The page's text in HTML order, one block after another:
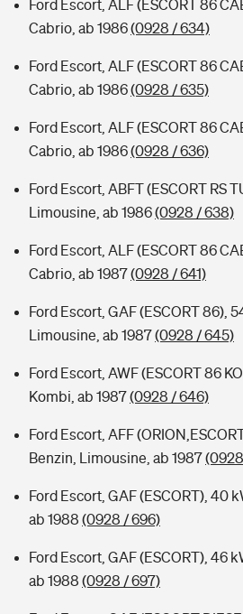
Ford Escort, ALF (ESCORT 86
Cabrio, ab 1986(0928 / 634)
Ford Escort, ALF (ESCORT 86
Cabrio, ab 1986(0928 / 635)
Ford Escort, ALF (ESCORT 86
Cabrio, ab 1986(0928 / 636)
Ford Escort, ABFT (ESCORT RS
Limousine, ab 1986(0928 / 638)
Ford Escort, ALF (ESCORT 86
Cabrio, ab 1987(0928 / 641)
Ford Escort, GAF (ESCORT 86),
Limousine, ab 1987(0928 / 645)
Ford Escort, AWF (ESCORT 86
Kombi, ab 1987(0928 / 646)
Ford Escort, AFF
Benzin, Limousine, ab 1987
Ford Escort, GAF (ESCORT), 40
ab 1988 (0928 / 696)
Ford Escort, GAF (ESCORT), 46
ab 1988 (0928 / 697)